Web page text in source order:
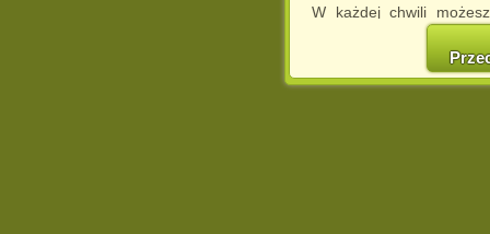
W każdej chwili
cookies w swojej
w naszej
http://chomikuj.pl/